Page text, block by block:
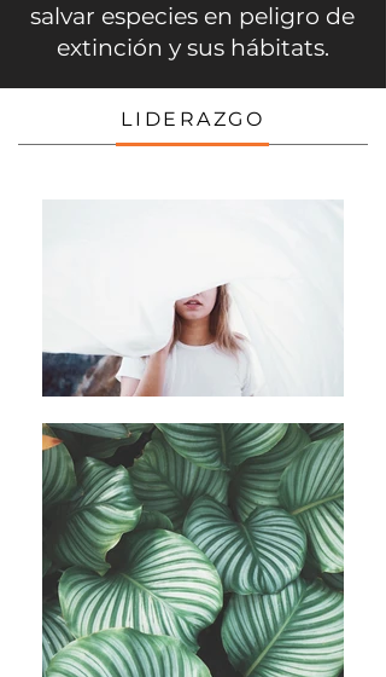
salvar especies en peligro de
extinción y sus hábitats.
LIDERAZGO